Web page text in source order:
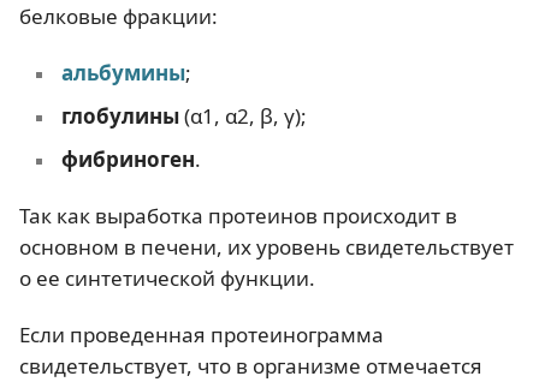
белковые фракции:
альбумины;
глобулины(α1, α2, β, γ);
фибриноген.
Так как выработка протеинов происходит в
основном в печени, их уровень свидетельствует
о ее синтетической функции.
Если проведенная протеинограмма
свидетельствует, что в организме отмечается